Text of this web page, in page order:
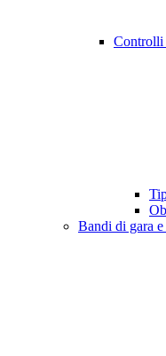
Controlli
Bandi di gara